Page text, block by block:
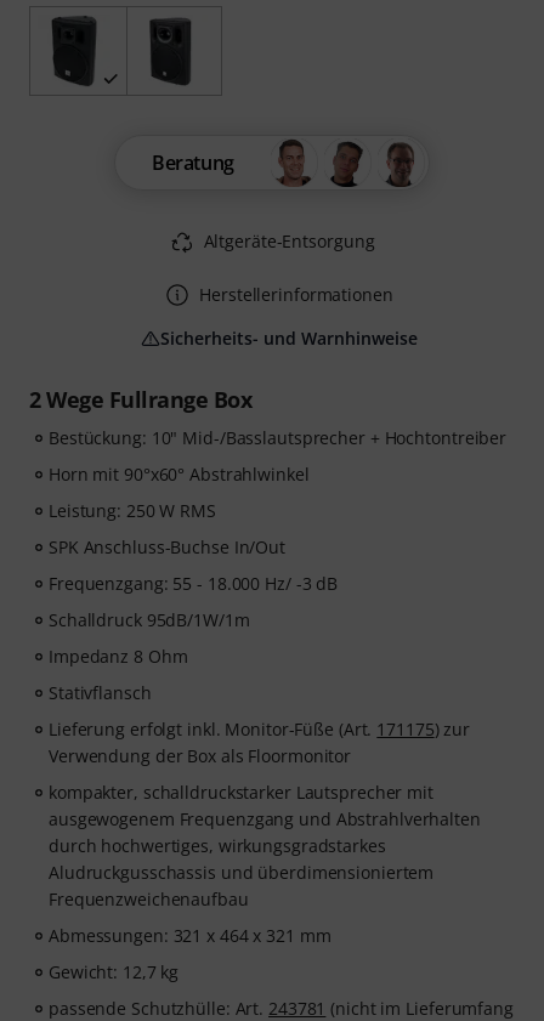
2 Wege Fullrange Box
Bestückung: 10" Mid-/Basslautsprecher + Hochtontreiber
Horn mit 90°x60° Abstrahlwinkel
Leistung: 250 W RMS
SPK Anschluss-Buchse In/Out
Frequenzgang: 55 - 18.000 Hz/ -3 dB
Schalldruck 95dB/1W/1m
Impedanz 8 Ohm
Stativflansch
Lieferung erfolgt inkl. Monitor-Füße (Art. 171175) zur
Verwendung der Box als Floormonitor
kompakter, schalldruckstarker Lautsprecher mit
ausgewogenem Frequenzgang und Abstrahlverhalten
durch hochwertiges, wirkungsgradstarkes
Aludruckgusschassis und überdimensioniertem
Frequenzweichenaufbau
Abmessungen: 321 x 464 x 321 mm
Gewicht: 12,7 kg
passende Schutzhülle: Art. 243781 (nicht im Lieferumfang
Beratung
Altgeräte-Entsorgung
Herstellerinformationen
Sicherheits- und Warnhinweise